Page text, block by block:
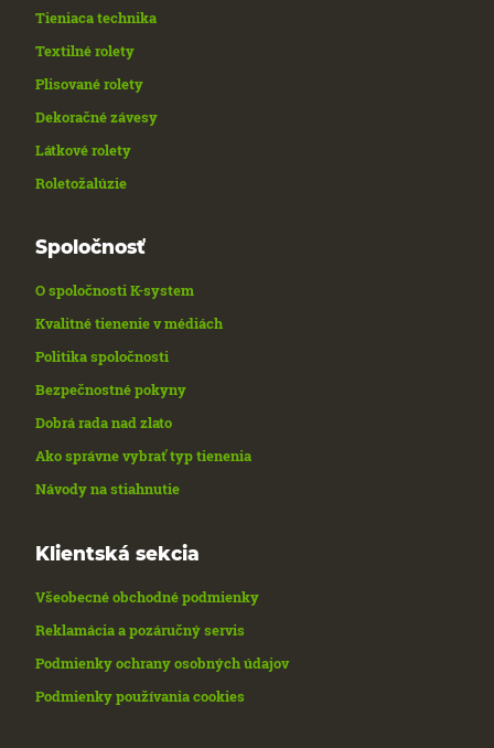
Tieniaca technika
Textilné rolety
Plisované rolety
Dekoračné závesy
Látkové rolety
Roletožalúzie
Spoločnosť
O spoločnosti K-system
Kvalitné tienenie v médiách
Politika spoločnosti
Bezpečnostné pokyny
Dobrá rada nad zlato
Ako správne vybrať typ tienenia
Návody na stiahnutie
Klientská sekcia
Všeobecné obchodné podmienky
Reklamácia a pozáručný servis
Podmienky ochrany osobných údajov
Podmienky používania cookies